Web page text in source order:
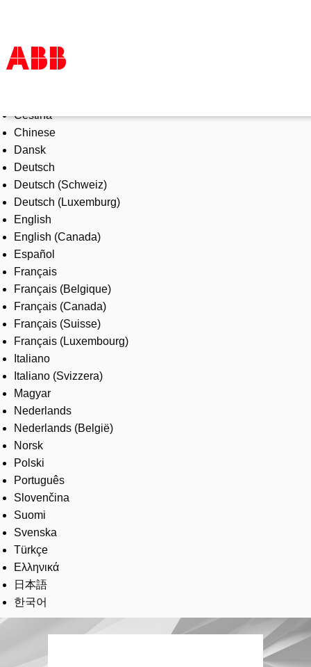
Products & Solutions
Industries
Services
About us
Where to buy
Contact us
Careers
Čeština
Chinese
Dansk
Deutsch
Deutsch (Schweiz)
Deutsch (Luxemburg)
English
English (Canada)
Español
Français
Français (Belgique)
Français (Canada)
Français (Suisse)
Français (Luxembourg)
Italiano
Italiano (Svizzera)
Magyar
Nederlands
Nederlands (België)
Norsk
Polski
Português
Slovenčina
Suomi
Svenska
Türkçe
Ελληνικά
日本語
한국어